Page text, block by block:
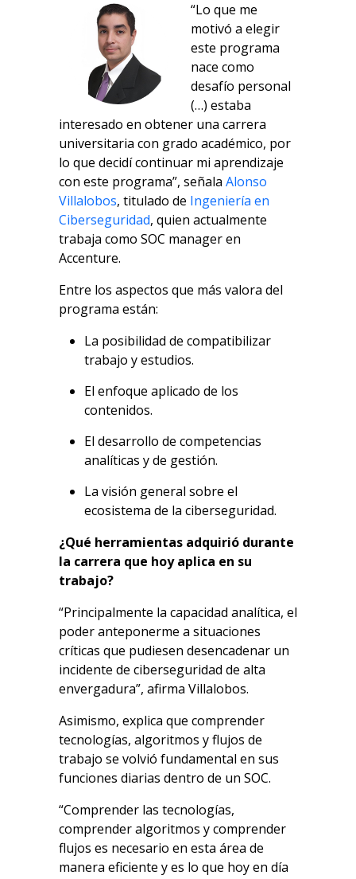
“Lo que me
motivó a elegir
este programa
nace como
desafío personal
(…) estaba
interesado en obtener una carrera
universitaria con grado académico, por
lo que decidí continuar mi aprendizaje
con este programa”, señala Alonso
Villalobos, titulado de Ingeniería en
Ciberseguridad, quien actualmente
trabaja como SOC manager en
Accenture.
Entre los aspectos que más valora del
programa están:
La posibilidad de compatibilizar
trabajo y estudios.
El enfoque aplicado de los
contenidos.
El desarrollo de competencias
analíticas y de gestión.
La visión general sobre el
ecosistema de la ciberseguridad.
¿Qué herramientas adquirió durante
la carrera que hoy aplica en su
trabajo?
“Principalmente la capacidad analítica, el
poder anteponerme a situaciones
críticas que pudiesen desencadenar un
incidente de ciberseguridad de alta
envergadura”, afirma Villalobos.
Asimismo, explica que comprender
tecnologías, algoritmos y flujos de
trabajo se volvió fundamental en sus
funciones diarias dentro de un SOC.
“Comprender las tecnologías,
comprender algoritmos y comprender
flujos es necesario en esta área de
manera eficiente y es lo que hoy en día